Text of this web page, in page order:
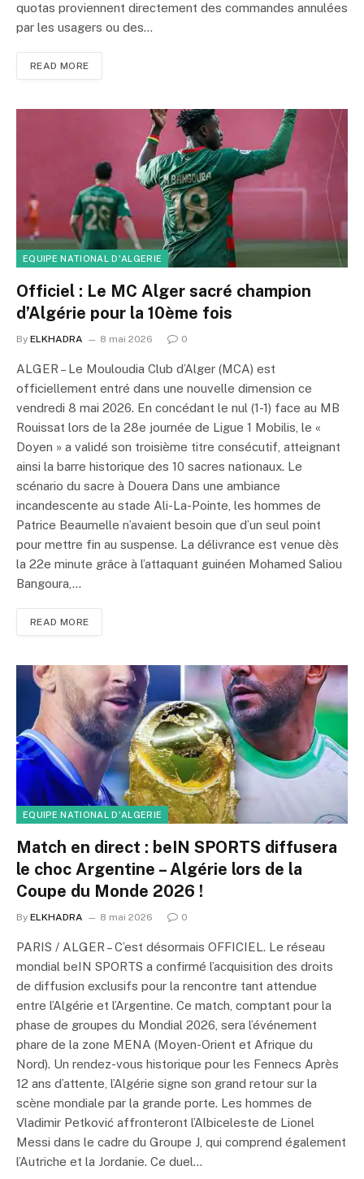
quotas proviennent directement des commandes annulées
par les usagers ou des…
READ MORE
EQUIPE NATIONAL D'ALGERIE
Officiel : Le MC Alger sacré champion
d’Algérie pour la 10ème fois
By ELKHADRA 8 mai 2026 0
ALGER – Le Mouloudia Club d’Alger (MCA) est
officiellement entré dans une nouvelle dimension ce
vendredi 8 mai 2026. En concédant le nul (1-1) face au MB
Rouissat lors de la 28e journée de Ligue 1 Mobilis, le «
Doyen » a validé son troisième titre consécutif, atteignant
ainsi la barre historique des 10 sacres nationaux. Le
scénario du sacre à Douera Dans une ambiance
incandescente au stade Ali-La-Pointe, les hommes de
Patrice Beaumelle n’avaient besoin que d’un seul point
pour mettre fin au suspense. La délivrance est venue dès
la 22e minute grâce à l’attaquant guinéen Mohamed Saliou
Bangoura,…
READ MORE
EQUIPE NATIONAL D'ALGERIE
Match en direct : beIN SPORTS diffusera
le choc Argentine – Algérie lors de la
Coupe du Monde 2026 !
By ELKHADRA 8 mai 2026 0
PARIS / ALGER – C’est désormais OFFICIEL. Le réseau
mondial beIN SPORTS a confirmé l’acquisition des droits
de diffusion exclusifs pour la rencontre tant attendue
entre l’Algérie et l’Argentine. Ce match, comptant pour la
phase de groupes du Mondial 2026, sera l’événement
phare de la zone MENA (Moyen-Orient et Afrique du
Nord). Un rendez-vous historique pour les Fennecs Après
12 ans d’attente, l’Algérie signe son grand retour sur la
scène mondiale par la grande porte. Les hommes de
Vladimir Petković affronteront l’Albiceleste de Lionel
Messi dans le cadre du Groupe J, qui comprend également
l’Autriche et la Jordanie. Ce duel…